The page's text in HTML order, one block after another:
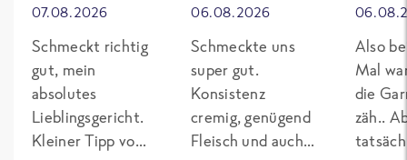
07.08.2026
Schmeckt richtig
gut, mein
absolutes
Lieblingsgericht.
Kleiner Tipp von
06.08.2026
Schmeckte uns
super gut.
Konsistenz
cremig, genügend
Fleisch und auch
Also
Mal
die
zäh..